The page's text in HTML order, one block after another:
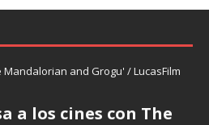
a los cines con The